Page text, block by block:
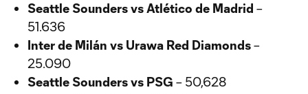
Seattle Sounders vs Atlético de Madrid –
51.636
Inter de Milán vs Urawa Red Diamonds–
25.090
Seattle Sounders vs PSG – 50,628